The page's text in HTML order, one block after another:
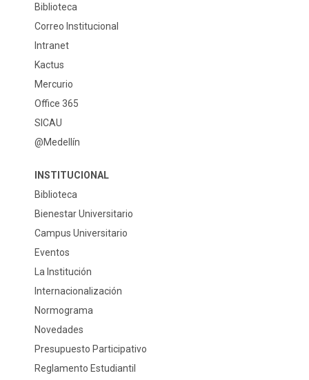
Biblioteca
Correo Institucional
Intranet
Kactus
Mercurio
Office 365
SICAU
@Medellín
INSTITUCIONAL
Biblioteca
Bienestar Universitario
Campus Universitario
Eventos
La Institución
Internacionalización
Normograma
Novedades
Presupuesto Participativo
Reglamento Estudiantil